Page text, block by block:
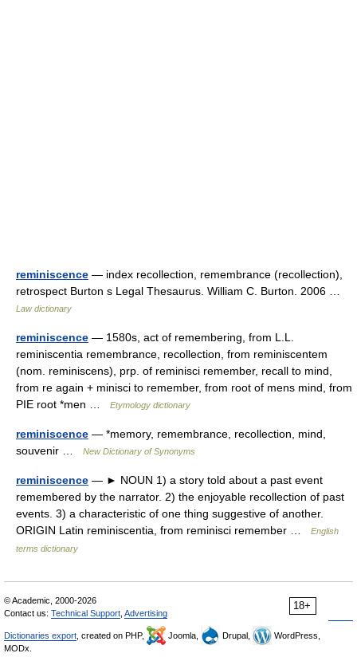
reminiscence — index recollection, remembrance (recollection),
retrospect Burton s Legal Thesaurus. William C. Burton. 2006 …
Law dictionary
reminiscence — 1580s, act of remembering, from L.L.
reminiscentia remembrance, recollection, from reminiscentem
(nom. reminiscens), prp. of reminisci remember, recall to mind,
from re again + minisci to remember, from root of mens mind, from
PIE root *men …
Etymology dictionary
reminiscence — *memory, remembrance, recollection, mind,
souvenir …
New Dictionary of Synonyms
reminiscence — ► NOUN 1) a story told about a past event
remembered by the narrator. 2) the enjoyable recollection of past
events. 3) a characteristic of one thing suggestive of another.
ORIGIN Latin reminiscentia, from reminisci remember …
English
terms dictionary
18+
© Academic, 2000-2026
Contact us: Technical Support Advertising
Dictionaries export , created on PHP, Joomla, Drupal,
WordPress,
MODx.